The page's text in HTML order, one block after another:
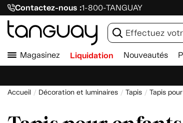
Contactez-nous :1-800-TANGUAY
Magasinez Liquidation Nouveautés
Accueil Décoration et luminaires Tapis Tapis